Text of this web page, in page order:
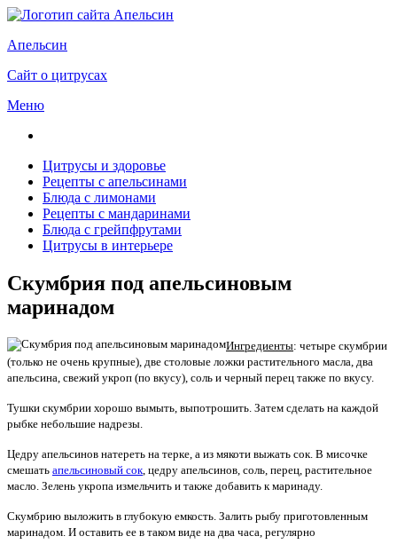
Апельсин
Сайт о цитрусах
Меню
Цитрусы и здоровье
Рецепты с апельсинами
Блюда с лимонами
Рецепты с мандаринами
Блюда с грейпфрутами
Цитрусы в интерьере
Скумбрия под апельсиновым
маринадом
Ингредиенты: четыре скумбрии
(только не очень крупные), две столовые ложки растительного масла, два
апельсина, свежий укроп (по вкусу), соль и черный перец также по вкусу.
Тушки скумбрии хорошо вымыть, выпотрошить. Затем сделать на каждой
рыбке небольшие надрезы.
Цедру апельсинов натереть на терке, а из мякоти выжать сок. В мисочке
смешать апельсиновый сок , цедру апельсинов, соль, перец, растительное
масло. Зелень укропа измельчить и также добавить к маринаду.
Скумбрию выложить в глубокую емкость. Залить рыбу приготовленным
маринадом. И оставить ее в таком виде на два часа, регулярно